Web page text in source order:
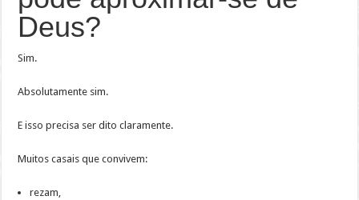
Deus?
Sim.
Absolutamente sim.
E isso precisa ser dito claramente.
Muitos casais que convivem:
rezam,